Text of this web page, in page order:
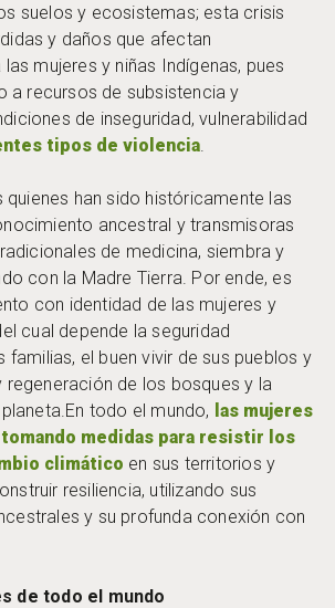
suelos y ecosistemas; esta crisis
y daños que afectan
mujeres y niñas Indígenas, pues
a recursos de subsistencia y
de inseguridad, vulnerabilidad
tipos de violencia
quienes han sido históricamente las
ancestral y transmisoras
de medicina, siembra y
con la Madre Tierra. Por ende, es
con identidad de las mujeres y
cual depende la seguridad
familias, el buen vivir de sus pueblos y
regeneración de los bosques y la
todo el mundo, las mujeres
medidas para resistir los
climático en sus territorios y
resiliencia, utilizando sus
y su profunda conexión con
de todo el mundo